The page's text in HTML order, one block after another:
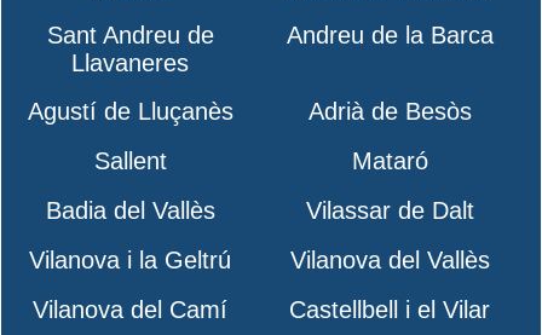
Sant Andreu de
Llavaneres
Andreu de la Barca
Agustí de Lluçanès
Adrià de Besòs
Sallent
Mataró
Badia del Vallès
Vilassar de Dalt
Vilanova i la Geltrú
Vilanova del Vallès
Vilanova del Camí
Castellbell i el Vilar